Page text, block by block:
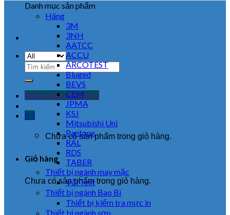
Đăng nhập / Đăng ký
0 ₫
Chưa có sản phẩm trong giỏ hàng.
Giỏ hàng
Chưa có sản phẩm trong giỏ hàng.
Danh mục sản phẩm
Hãng
3M
3NH
AATCC
ACCU
ARCOTEST
Biuged
BEVS
CEM
JPMA
KSJ
Mitsubishi Uni
Pantone
RAL
RDS
TABER
Thiết bị ngành may mặc
Vải Test
Thiết bị ngành Bao Bì
Thiết bị kiểm tra mực in
Thiết bị ngành sơn